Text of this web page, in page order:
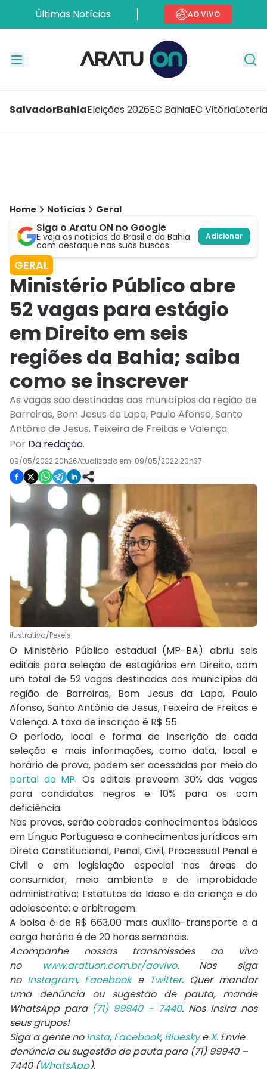
Últimas Notícias AO VIVO
SalvadorBahiaEleições 2026EC BahiaEC Vitória
Home Notícias Geral
Siga o Aratu ON no Google
E veja as notícias do Brasil e da Bahia
com destaque nas suas buscas.
Adicionar
GERAL
Ministério Público abre
52 vagas para estágio
em Direito em seis
regiões da Bahia; saiba
como se inscrever
As vagas são destinadas aos municípios da região de
Barreiras, Bom Jesus da Lapa, Paulo Afonso, Santo
Antônio de Jesus, Teixeira de Freitas e Valença.
Por Da redação.
09/05/2022 20h26Atualizado em: 09/05/2022 20h37
ilustrativa/Pexels
O Ministério Público estadual (MP-BA) abriu seis
editais para seleção de estagiários em Direito, com
um total de 52 vagas destinadas aos municípios da
região de Barreiras, Bom Jesus da Lapa, Paulo
Afonso, Santo Antônio de Jesus, Teixeira de Freitas e
Valença. A taxa de inscrição é R$ 55.
O período, local e forma de inscrição de cada
seleção e mais informações, como data, local e
horário de prova, podem ser acessadas por meio do
portal do MP. Os editais preveem 30% das vagas
para candidatos negros e 10% para os com
deficiência.
Nas provas, serão cobrados conhecimentos básicos
em Língua Portuguesa e conhecimentos jurídicos em
Direto Constitucional, Penal, Civil, Processual Penal e
Civil e em legislação especial nas áreas do
consumidor, meio ambiente e de improbidade
administrativa; Estatutos do Idoso e da criança e do
adolescente; e arbitragem.
A bolsa é de R$ 663,00 mais auxílio-transporte e a
carga horária é de 20 horas semanais.
Acompanhe nossas transmissões ao vivo
no
www.aratuon.com.br/aovivo. Nos siga
no Instagram, Facebooke Twitter. Quer mandar
uma denúncia ou sugestão de pauta, mande
WhatsApp para (71) 99940 - 7440. Nos insira nos
seus grupos!
Siga a gente noInsta, Facebook, BlueskyeX. Envie
denúncia ou sugestão de pauta para (71) 99940 –
7440 (WhatsApp).